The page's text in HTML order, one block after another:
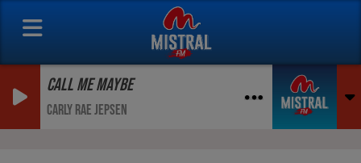
CALL ME MAYBE
CARLY RAE JEPSEN